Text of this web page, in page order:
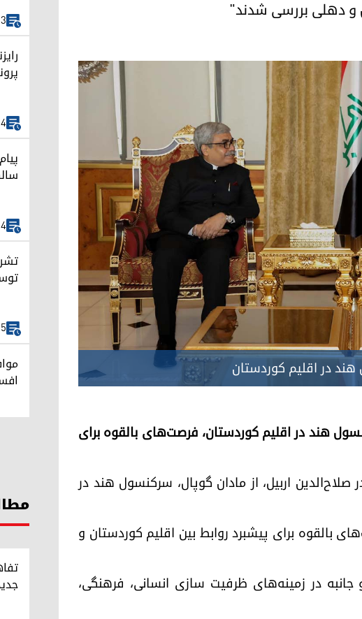
و دهلی بررسی شدند"
در اقلیم کوردستان
و سرکنسول هند در اقلیم کوردستان، فرصت‌های بالقوه برای
امروز پنجشنبه ٢١ دسامبر در صلاح‌الدین اربیل، از مادان گوپال، سرکنسول هند در
بالقوه برای پیشبرد روابط بین اقلیم کوردستان و
در زمینه‌های ظرفیت سازی انسانی، فرهنگی،
3 ساعت پیش
4 ساعت پیش
4 ساعت پیش
5 ساعت پیش